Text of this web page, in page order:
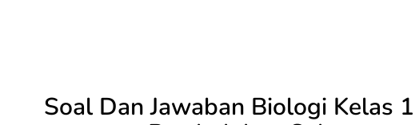
Soal Dan Jawaban Biologi Kelas